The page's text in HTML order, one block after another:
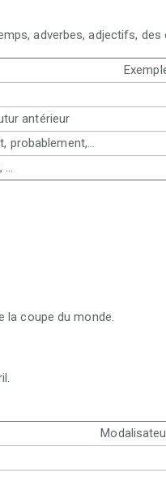
adverbes, adjectifs,
antérieur
la coupe du monde.